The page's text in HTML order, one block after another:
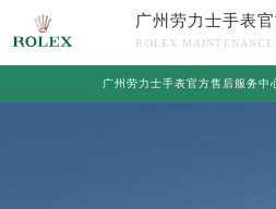
广州劳力士手表
ROLEX MAINTENANCE
广州劳力士手表官方售后服务中